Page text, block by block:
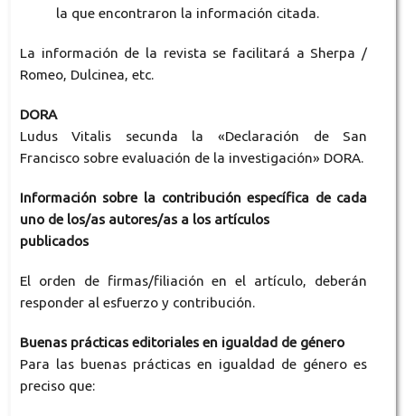
la que encontraron la información citada.
La información de la revista se facilitará a Sherpa /
Romeo, Dulcinea, etc.
DORA
Ludus Vitalis secunda la «Declaración de San
Francisco sobre evaluación de la investigación» DORA.
Información sobre la contribución específica de cada
uno de los/as autores/as a los artículos
publicados
El orden de firmas/filiación en el artículo, deberán
responder al esfuerzo y contribución.
Buenas prácticas editoriales en igualdad de género
Para las buenas prácticas en igualdad de género es
preciso que: